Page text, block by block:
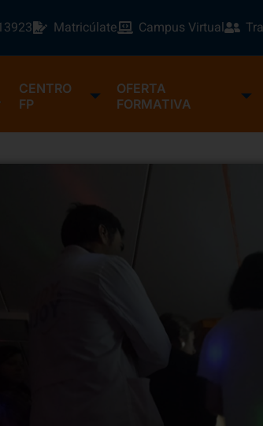
Matricúlate Campus Virtual
CENTRO
FP
OFERTA
FORMATIVA